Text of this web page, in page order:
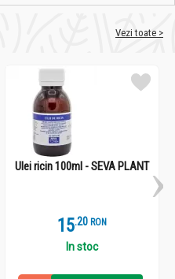
Vezi toate >
Ulei ricin 100ml - SEVA PLANT
15.2 RON
In stoc